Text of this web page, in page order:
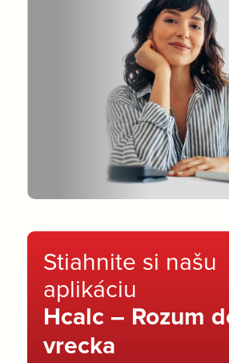
Stiahnite si našu
aplikáciu
Hcalc – Rozum
vrecka